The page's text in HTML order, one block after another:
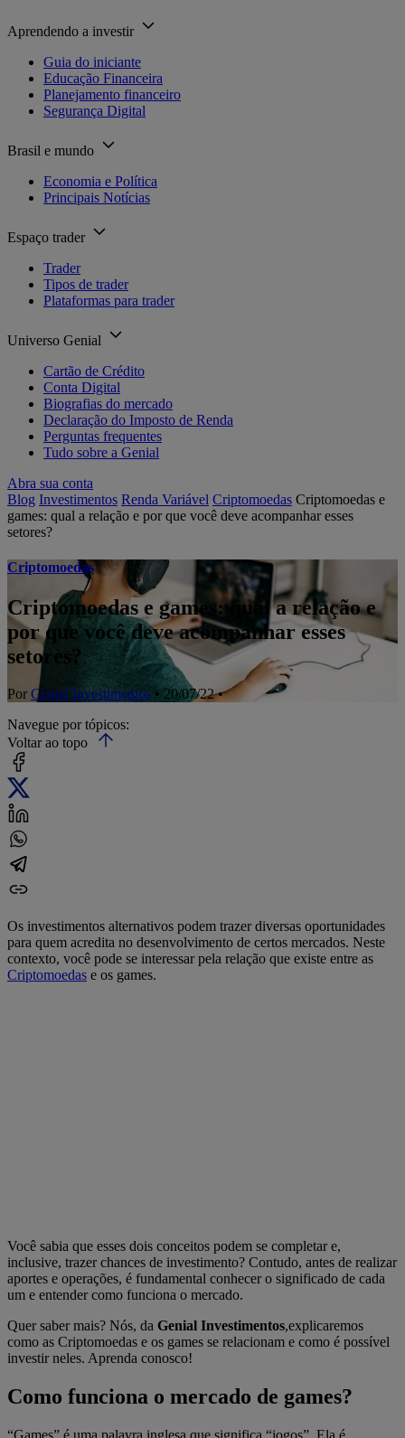
Aprendendo a investir
Guia do iniciante
Educação Financeira
Planejamento financeiro
Segurança Digital
Brasil e mundo
Economia e Política
Principais Notícias
Espaço trader
Trader
Tipos de trader
Plataformas para trader
Universo Genial
Cartão de Crédito
Conta Digital
Biografias do mercado
Declaração do Imposto de Renda
Perguntas frequentes
Tudo sobre a Genial
Abra sua conta
Blog Investimentos Renda Variável Criptomoedas Criptomoedas e
games: qual a relação e por que você deve acompanhar esses
setores?
Criptomoedas
Criptomoedas e games: qual a relação e
por que você deve acompanhar esses
setores?
Por Genial Investimentos • 20/07/22 •
Navegue por tópicos:
Voltar ao topo
Os investimentos alternativos podem trazer diversas oportunidades
para quem acredita no desenvolvimento de certos mercados. Neste
contexto, você pode se interessar pela relação que existe entre as
Criptomoedas e os games.
Você sabia que esses dois conceitos podem se completar e,
inclusive, trazer chances de investimento? Contudo, antes de realizar
aportes e operações, é fundamental conhecer o significado de cada
um e entender como funciona o mercado.
Quer saber mais? Nós, da Genial Investimentos,explicaremos
como as Criptomoedas e os games se relacionam e como é possível
investir neles. Aprenda conosco!
Como funciona o mercado de games?